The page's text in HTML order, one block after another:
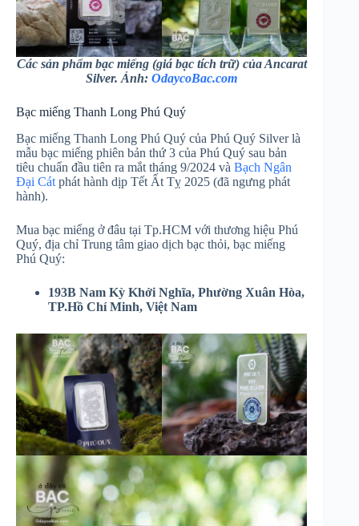
Các sản phẩm bạc miếng (giá bạc tích trữ) của Ancarat
Silver. Ảnh:OdaycoBac.com
Bạc miếng Thanh Long Phú Quý
Bạc miếng Thanh Long Phú Quý của Phú Quý Silver là
mẫu bạc miếng phiên bản thứ 3 của Phú Quý sau bản
tiêu chuẩn đầu tiên ra mắt tháng 9/2024 và Bạch Ngân
Đại Cát phát hành dịp Tết Ất Tỵ 2025 (đã ngưng phát
hành).
Mua bạc miếng ở đâu tại Tp.HCM với thương hiệu Phú
Quý, địa chỉ Trung tâm giao dịch bạc thỏi, bạc miếng
Phú Quý:
193B Nam Kỳ Khởi Nghĩa, Phường Xuân Hòa,
TP.Hồ Chí Minh, Việt Nam